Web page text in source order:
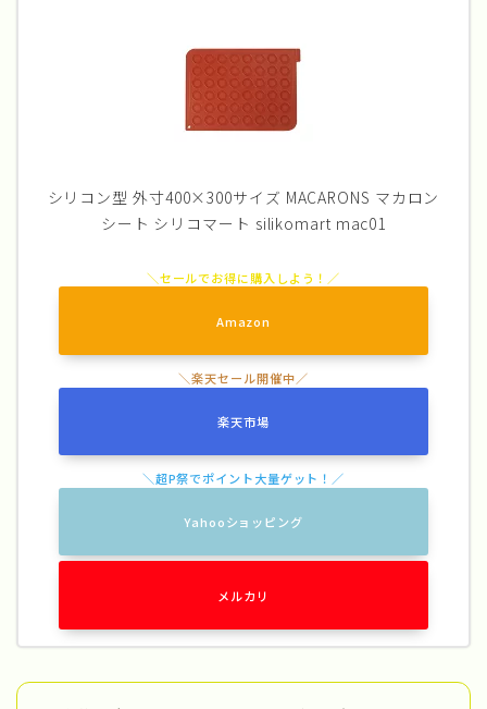
シリコン型 外寸400×300サイズ MACARONS マカロン
シート シリコマート silikomart mac01
Amazon
楽天市場
Yahooショッピング
メルカリ